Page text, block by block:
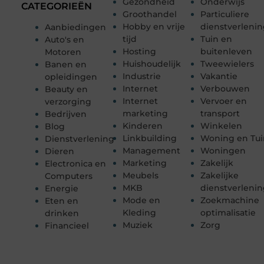
CATEGORIEËN
Aanbiedingen
Auto's en
Motoren
Banen en
opleidingen
Beauty en
verzorging
Bedrijven
Blog
Dienstverlening
Dieren
Electronica en
Computers
Energie
Eten en
drinken
Financieel
Groothandel
Hobby en vrije
tijd
Hosting
Huishoudelijk
Industrie
Internet
Internet
marketing
Kinderen
Linkbuilding
Management
Marketing
Meubels
MKB
Mode en
Kleding
Muziek
Particuliere
Tuin en
buitenleven
Tweewielers
Vakantie
Verbouwen
Vervoer en
transport
Winkelen
Woning en
Woningen
Zakelijk
Zakelijke
Zoekmachine
optimalisatie
Zorg